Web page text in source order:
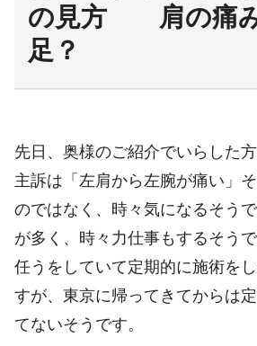
の見方 肩の痛
足？
先日、奥様のご紹介でいらした
主訴は「左肩から左腕が痛い」
のではなく、時々気になるそう
が多く、時々力仕事もするそう
任うをしていて定期的に施術を
すが、東京に帰ってきてからは
てないそうです。